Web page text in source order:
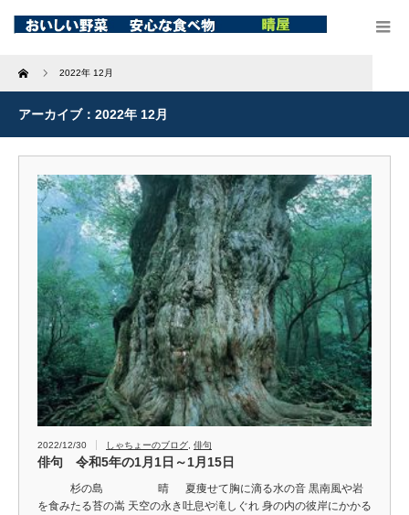
Home 2022年 12月
アーカイブ：2022年 12月
2022/12/30 しゃちょーのブログ 俳句
俳句 令和5年の1月1日～1月15日
杉の島 晴 夏痩せて胸に滴る水の音 黒南風や岩
を食みたる苔の嵩 天空の永き吐息や滝しぐれ 身の内の彼岸にかかる